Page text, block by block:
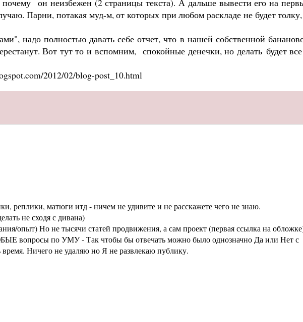
он неизбежен (2 страницы текста). А дальше вывести его на
Парни, потакая муд-м, от которых при любом раскладе не будет
надо полностью давать себе отчет, что в нашей собственной
Вот тут то и вспомним, спокойные денечки, но делать будет
2012/02/blog-post_10.html
реплики, матюги итд - ничем не удивите и не расскажете чего не знаю.
не сходя с дивана)
Но не тысячи статей продвижения, а сам проект (первая ссылка на
вопросы по УМУ - Так чтобы бы отвечать можно было однозначно Да или Нет с
Ничего не удаляю но Я не развлекаю публику.